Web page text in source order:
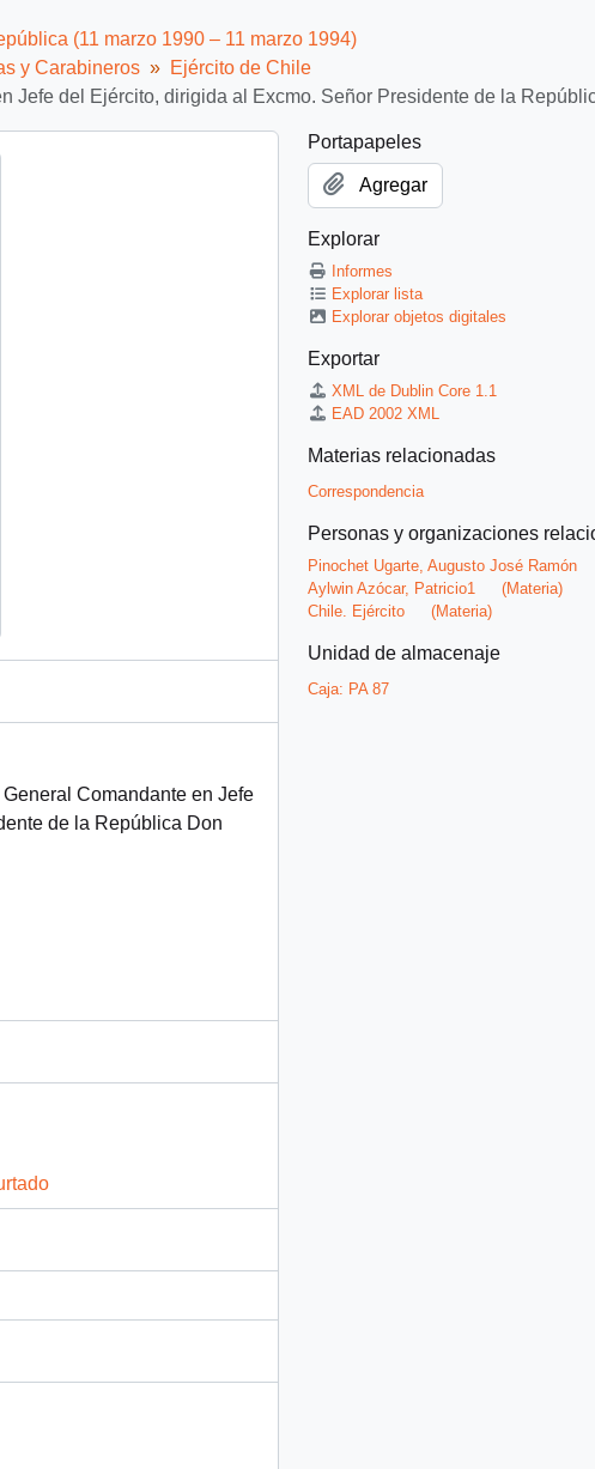
(11 marzo 1990 – 11 marzo 1994)
y Carabineros
Ejército de Chile
Jefe del Ejército, dirigida al Excmo. Señor Presidente de la
Comandante en Jefe
de la República Don
Portapapeles
Agregar
Explorar
Informes
Explorar lista
Explorar objetos digitales
Exportar
XML de Dublin Core 1.1
EAD 2002 XML
Materias relacionadas
Correspondencia
Personas y organizaciones
Pinochet Ugarte, Augusto José Ramón
Aylwin Azócar, Patricio1
(Materia)
Chile. Ejército
(Materia)
Unidad de almacenaje
Caja: PA 87